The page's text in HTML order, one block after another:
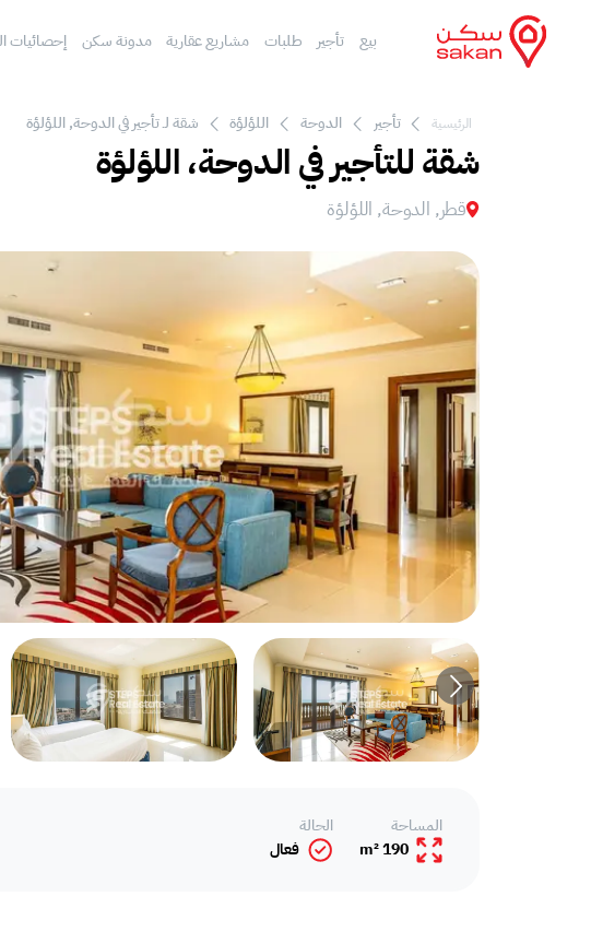
بيع تأجير طلبات مشاريع عقارية مدونة سكن إحصائيات
الرئيسية تأجير الدوحة اللؤلؤة شقة لـ تأجير في الدوحة, اللؤلؤة
شقة للتأجير في الدوحة، اللؤلؤة
قطر, الدوحة, اللؤلؤة
المساحة
190 m²
الحالة
فعال